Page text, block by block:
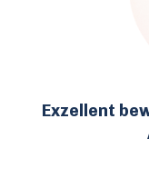
Exzellent